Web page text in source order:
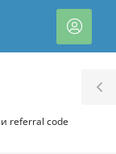
referral code